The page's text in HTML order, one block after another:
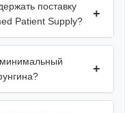
поставку
Patient Supply?
+
минимальный
+